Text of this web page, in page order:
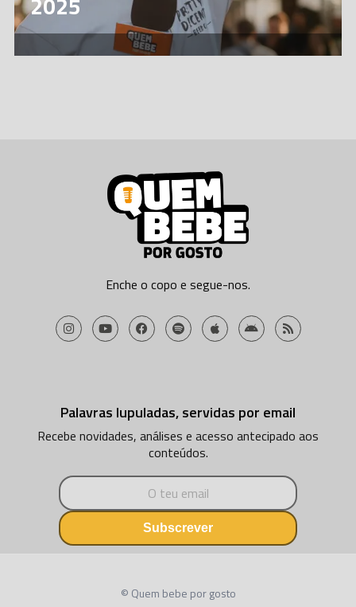
Enche o copo e segue-nos.
Palavras lupuladas, servidas por email
Recebe novidades, análises e acesso antecipado aos
conteúdos.
Subscrever
© Quem bebe por gosto